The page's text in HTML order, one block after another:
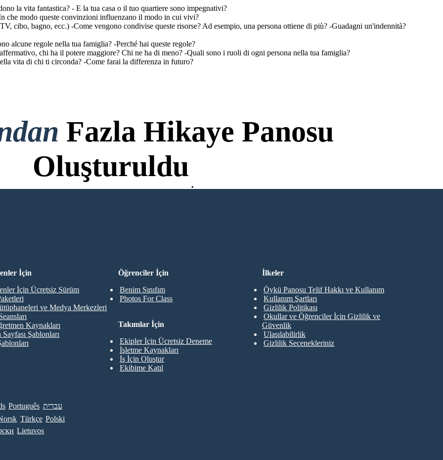
la vita fantastica? - E la tua casa o il tuo quartiere sono impegnativi?
che modo queste convinzioni influenzano il modo in cui vivi?
cibo, bagno, ecc.) -Come vengono condivise queste risorse? Ad esempio, una persona ottiene di più? -Guadagni un'indennità?
alcune regole nella tua famiglia? -Perché hai queste regole?
chi ha il potere maggiore? Chi ne ha di meno? -Quali sono i ruoli di ogni persona nella tua famiglia?
vita di chi ti circonda? -Come farai la differenza in futuro?
Fazla Hikaye Panosu
Oluşturuldu
Kartı Yok ve Denemek İçin Giriş Gerekmiyor!
Öğrenciler İçin
Benim Sınıfım
Photos For Class
İçin
İçin Ücretsiz Sürüm
ve Medya Merkezleri
Kaynakları
Sayfası Şablonları
Takımlar İçin
Ekipler İçin Ücretsiz Deneme
İşletme Kaynakları
İş İçin Oluştur
Ekibime Katıl
İlkeler
Öykü Panosu Telif Hakkı ve Kullanım
Kullanım Şartları
Gizlilik Politikası
Okullar ve Öğrenciler İçin Gizlilik ve
Güvenlik
Ulaşılabilirlik
Gizlilik Seçenekleriniz
Português עברית
Türkçe Polski
Lietuvos